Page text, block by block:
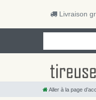
Livraison
Aller à la page